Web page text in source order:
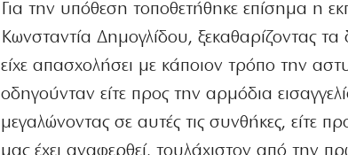
Για την υπόθεση τοποθετήθηκε επίσημα η
Κωνσταντία Δημογλίδου, ξεκαθαρίζοντας
είχε απασχολήσει με κάποιον τρόπο την
οδηγούνταν είτε προς την αρμόδια
μεγαλώνοντας σε αυτές τις συνθήκες, είτε